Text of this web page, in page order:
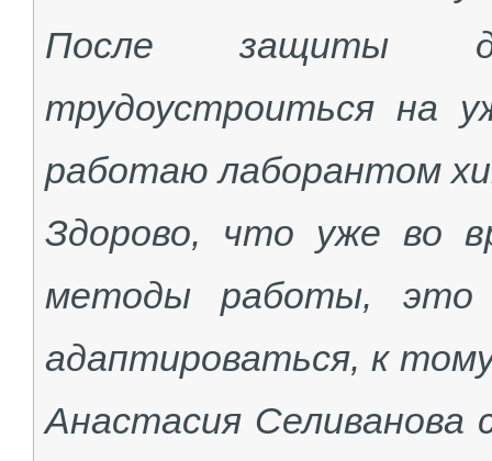
После защиты
трудоустроиться на
работаю лаборантом
Здорово, что уже во
методы работы, это
адаптироваться, к
Анастасия Селиванова